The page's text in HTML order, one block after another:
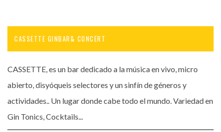
CASSETTE GINBAR& CONCERT
CASSETTE, es un bar dedicado a la música en vivo, micro
abierto, disyóqueis selectores y un sinfín de géneros y
actividades.. Un lugar donde cabe todo el mundo. Variedad en
Gin Tonics, Cocktails...